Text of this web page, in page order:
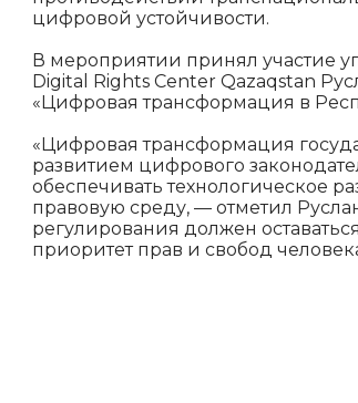
цифровой устойчивости.
В мероприятии принял участие
Digital Rights Center Qazaqstan
«Цифровая трансформация в
«Цифровая трансформация
развитием цифрового
обеспечивать технологическое
правовую среду, — отметил
регулирования должен
приоритет прав и свобод